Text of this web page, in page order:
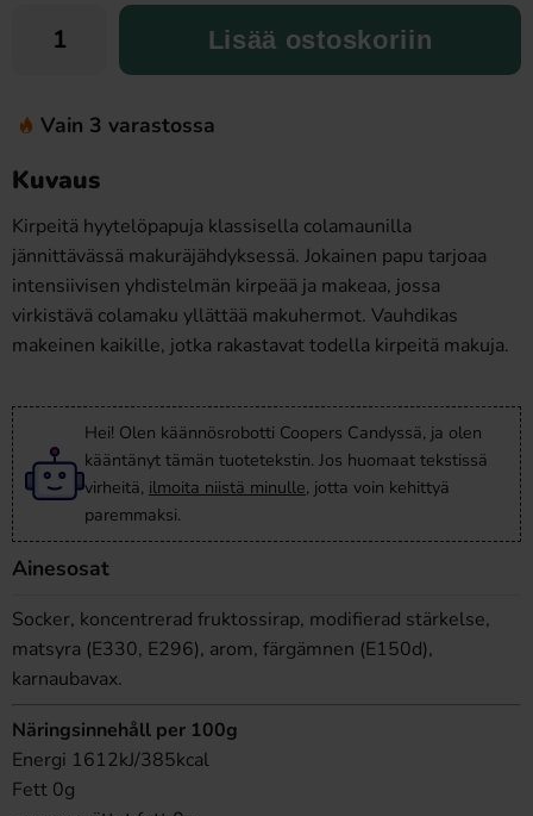
Lisää ostoskoriin
Vain 3 varastossa
Kuvaus
Kirpeitä hyytelöpapuja klassisella colamaunilla
jännittävässä makuräjähdyksessä. Jokainen papu tarjoaa
intensiivisen yhdistelmän kirpeää ja makeaa, jossa
virkistävä colamaku yllättää makuhermot. Vauhdikas
makeinen kaikille, jotka rakastavat todella kirpeitä makuja.
Hei! Olen käännösrobotti Coopers Candyssä, ja olen
kääntänyt tämän tuotetekstin. Jos huomaat tekstissä
virheitä, ilmoita niistä minulle, jotta voin kehittyä
paremmaksi.
Ainesosat
Socker, koncentrerad fruktossirap, modifierad stärkelse,
matsyra (E330, E296), arom, färgämnen (E150d),
karnaubavax.
Näringsinnehåll per 100g
Energi 1612kJ/385kcal
Fett 0g